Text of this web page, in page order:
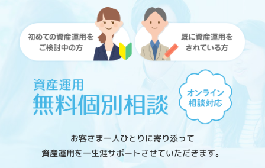
お客さま一人ひとりに寄り添って
資産運用を一生涯サポートさせていただきます。